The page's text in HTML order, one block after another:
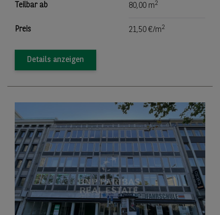
Teilbar ab 80,00 m2
Preis 21,50 €/m2
Details anzeigen